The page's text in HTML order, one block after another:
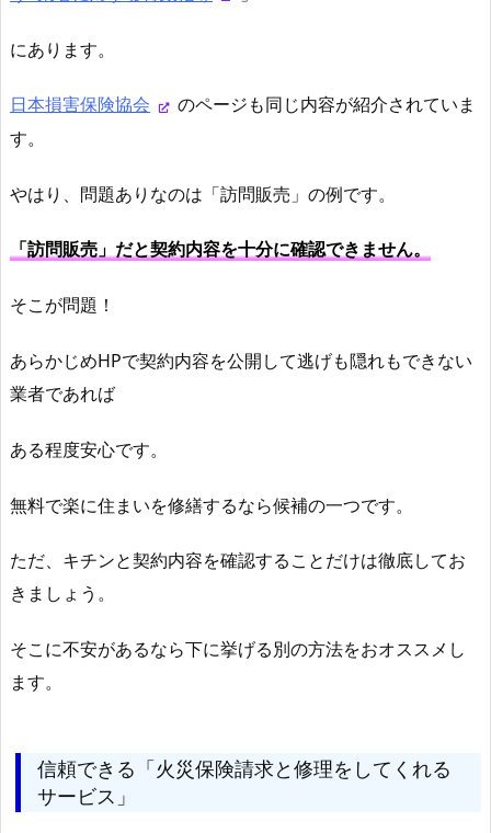
にあります。
日本損害保険協会
のページも同じ内容が紹介されていま
す。
やはり、問題ありなのは「訪問販売」の例です。
「訪問販売」だと契約内容を十分に確認できません。
そこが問題！
あらかじめHPで契約内容を公開して逃げも隠れもできない
業者であれば
ある程度安心です。
無料で楽に住まいを修繕するなら候補の一つです。
ただ、キチンと契約内容を確認することだけは徹底してお
きましょう。
そこに不安があるなら下に挙げる別の方法をおオススメし
ます。
信頼できる「火災保険請求と修理をしてくれる
サービス」